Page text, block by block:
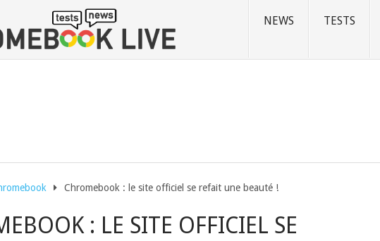
NEWS TESTS
Chromebook : le site officiel se refait une beauté !
: LE SITE OFFICIEL SE